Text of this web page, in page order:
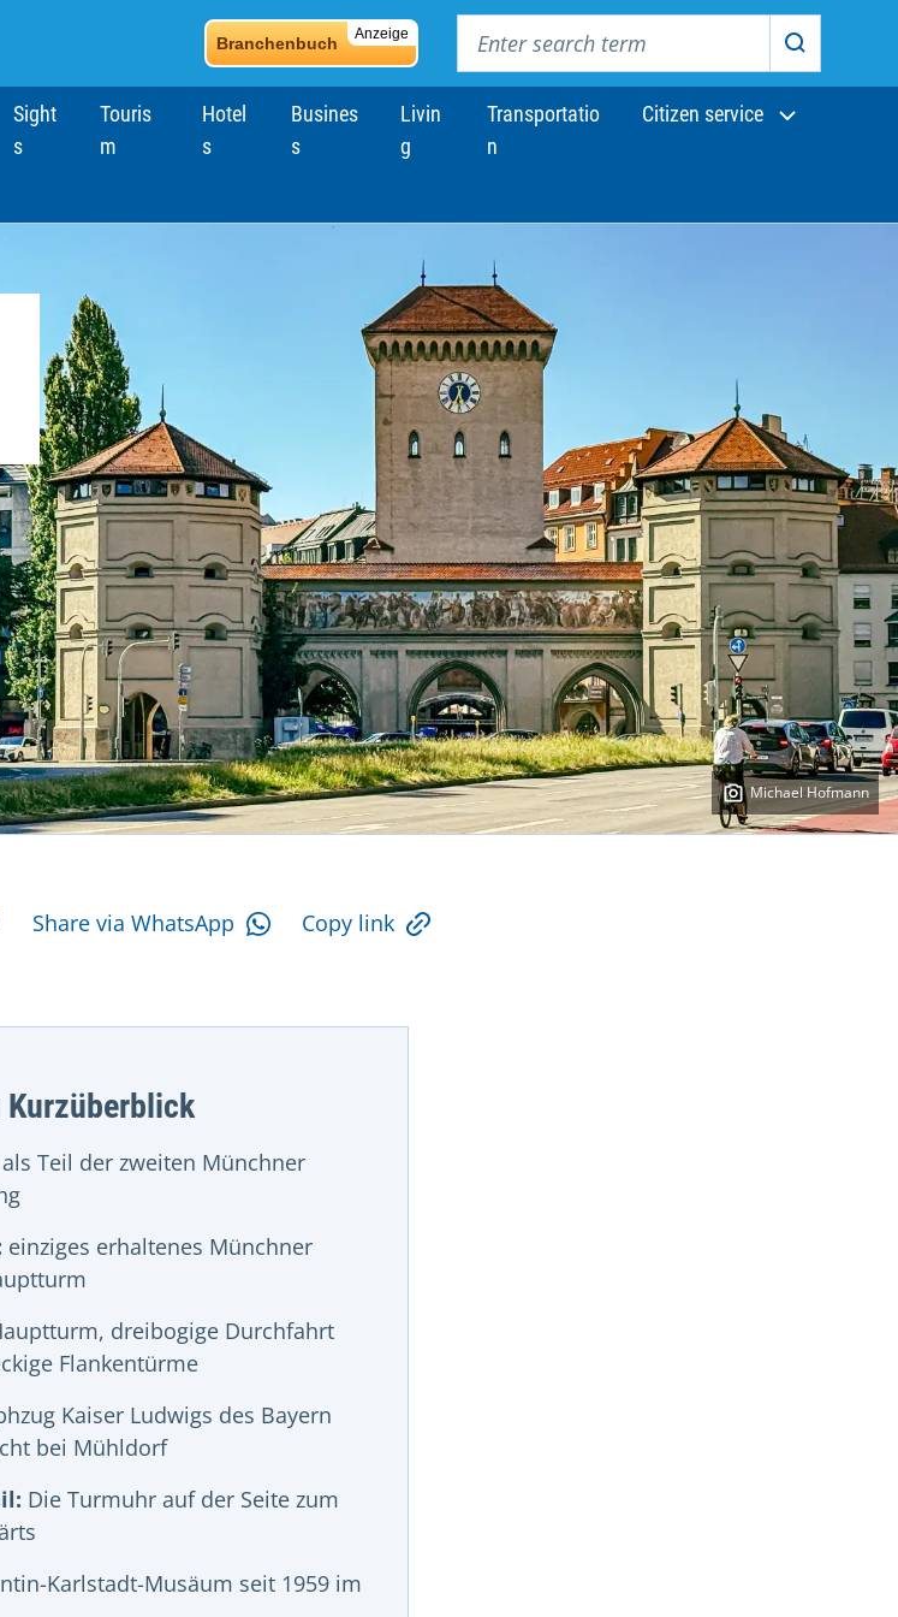
Anzeige
Branchenbuch
Search
Sight
s
Touris
m
Hotel
s
Busines
s
Livin
g
Transportatio
n
Citizen service
Michael Hofmann
Share via WhatsApp Copy link
als Teil der zweiten Münchner
einziges erhaltenes Münchner
dreibogige Durchfahrt
Flankentürme
Kaiser Ludwigs des Bayern
bei Mühldorf
Die Turmuhr auf der Seite zum
Karlstadt-Musäum seit 1959 im